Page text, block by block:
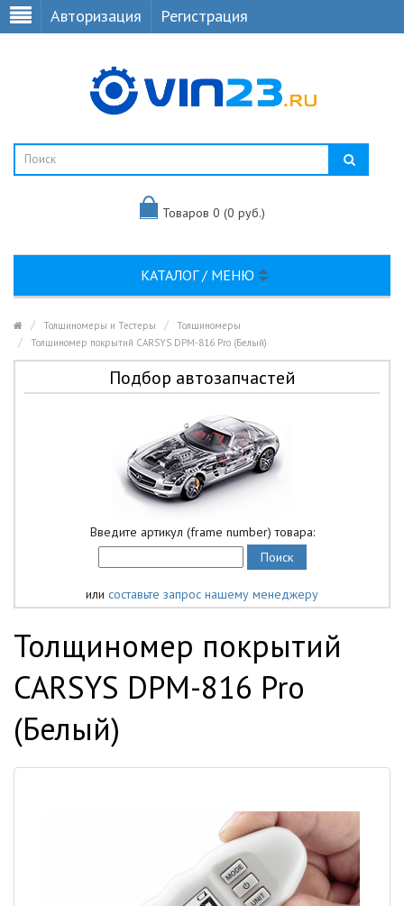
Авторизация Регистрация
Товаров 0 (0 руб.)
КАТАЛОГ / МЕНЮ
Толщиномеры и Тестеры
Толщиномеры
Толщиномер покрытий CARSYS DPM-816 Pro (Белый)
Подбор автозапчастей
Введите артикул (frame number) товара:
или составьте запрос нашему менеджеру
Толщиномер покрытий
CARSYS DPM-816 Pro
(Белый)